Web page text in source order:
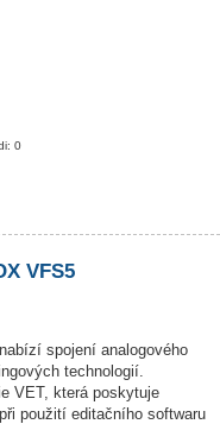
0
VFS5
spojení analogového
technologií.
VET, která poskytuje
použití editačního softwaru